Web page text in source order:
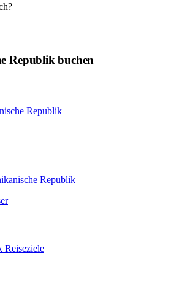
Republikbuchen
Republik
Republik
Reiseziele